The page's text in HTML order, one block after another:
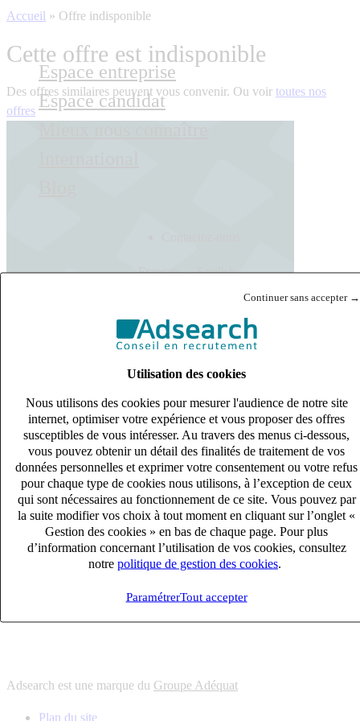
Continuer sans accepter →
Utilisation des cookies
Nous utilisons des cookies pour mesurer l'audience de notre site
internet, optimiser votre expérience et vous proposer des offres
susceptibles de vous intéresser. Au travers des menus ci-dessous,
vous pouvez obtenir un détail des finalités de traitement de vos
données personnelles et exprimer votre consentement ou votre refus
pour chaque type de cookies nous utilisons, à l’exception de ceux
qui sont nécessaires au fonctionnement de ce site. Vous pouvez par
la suite modifier vos choix à tout moment en cliquant sur l’onglet «
Gestion des cookies » en bas de chaque page. Pour plus
d’information concernant l’utilisation de vos cookies, consultez
notre politique de gestion des cookies
ParamétrerTout accepter
Espace entreprise
Espace candidat
Français English
Accueil » Offre indisponible
Cette offre est indisponible
Des offres similaires peuvent vous convenir. Ou voir toutes nos
offres
s'adapter à vos besoin en recrutement
10 univers
connaître votre secteur et ses enjeux
12 bureaux en France
proximité avec nos clients et nos talents
6 solutions
s'adapter à vos besoin en recrutement
10 univers
connaître votre secteur et ses enjeux
proximité avec nos clients et nos talents
Adsearch est une marque du Groupe Adéquat
Plan du site